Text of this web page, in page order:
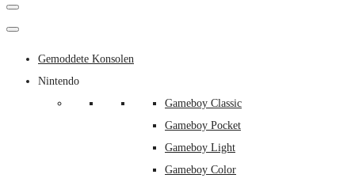
Gemoddete Konsolen
Nintendo
Gameboy Classic
Gameboy Pocket
Gameboy Light
Gameboy Color